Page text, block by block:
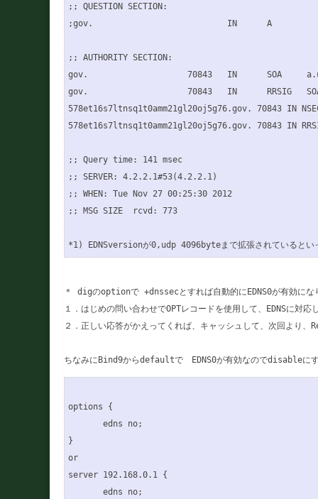
;; QUESTION SECTION:
;gov.                           IN      A
;; AUTHORITY SECTION:
gov.                    70843   IN      SOA
gov.                    70843   IN      RRSIG   SOA 7 1 86400
578et16s7ltnsq1t0amm21gl20oj5g76.gov. 70843 IN NSEC3
578et16s7ltnsq1t0amm21gl20oj5g76.gov. 70843 IN RRSIG
;; Query time: 141 msec
;; SERVER: 4.2.2.1#53(4.2.2.1)
;; WHEN: Tue Nov 27 00:25:30 2012
;; MSG SIZE  rcvd: 773
＊ digのoptionで +dnssecとすれば自動的にEDNS0が有効にな
１．はじめの問い合わせでOPTレコードを使用して、EDNSに対応
２．正しい応答がかえってくれば、キャッシュして、次回より、
options {
       edns no;
}
or
server 192.168.0.1 {
       edns no;